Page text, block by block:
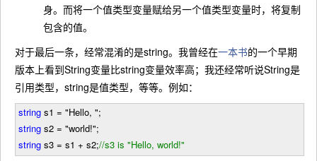
身。而将一个值类型变量赋给另一个值类型变量时，将复制
包含的值。
对于最后一条，经常混淆的是string。我曾经在一本书的一个早期
版本上看到String变量比string变量效率高；我还经常听说String是
引用类型，string是值类型，等等。例如：
string s1 = "Hello, ";
string s2 = "world!";
string s3 = s1 + s2;//s3 is "Hello, world!"